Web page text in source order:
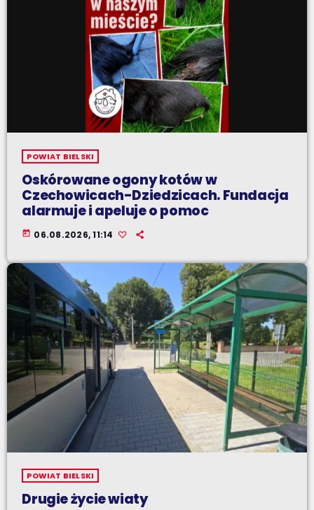
POWIAT BIELSKI
Oskórowane ogony kotów w
Czechowicach-Dziedzicach. Fundacja
alarmuje i apeluje o pomoc
today 06.08.2026, 11:14
POWIAT BIELSKI
Drugie życie wiaty